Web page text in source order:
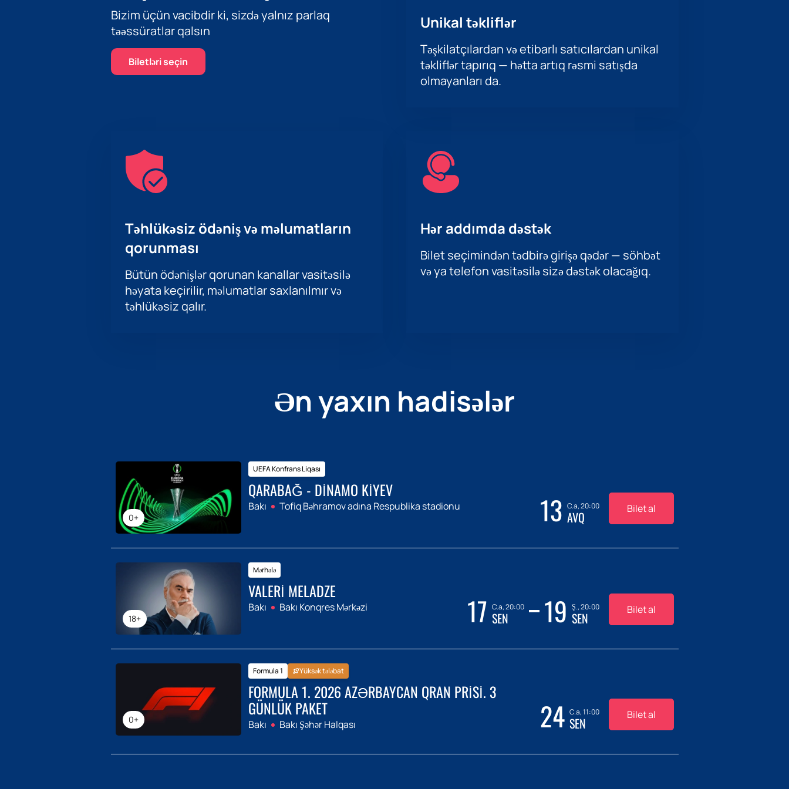
Bizim üçün vacibdir ki, sizdə yalnız parlaq
təəssüratlar qalsın
Biletləri seçin
Unikal təkliflər
Təşkilatçılardan və etibarlı satıcılardan unikal
təkliflər tapırıq — hətta artıq rəsmi satışda
olmayanları da.
Təhlükəsiz ödəniş və məlumatların
qorunması
Bütün ödənişlər qorunan kanallar vasitəsilə
həyata keçirilir, məlumatlar saxlanılmır və
təhlükəsiz qalır.
Hər addımda dəstək
Bilet seçimindən tədbirə girişə qədər — söhbət
və ya telefon vasitəsilə sizə dəstək olacağıq.
Ən yaxın hadisələr
0+
UEFA Konfrans Liqası
QARABAĞ - DINAMO KIYEV
Bakı Tofiq Bəhramov adına Respublika stadionu 13 C.a, 20:00
AVQ Bilet al
18+
Mərhələ
VALERI MELADZE
Bakı Bakı Konqres Mərkəzi 17 C.a, 20:00
SEN 19 Ş., 20:00
SEN Bilet al
0+
Formula 1 Yüksək tələbat
FORMULA 1. 2026 AZƏRBAYCAN QRAN PRISI. 3
GÜNLÜK PAKET
Bakı Bakı Şəhər Halqası 24 C.a, 11:00
SEN Bilet al